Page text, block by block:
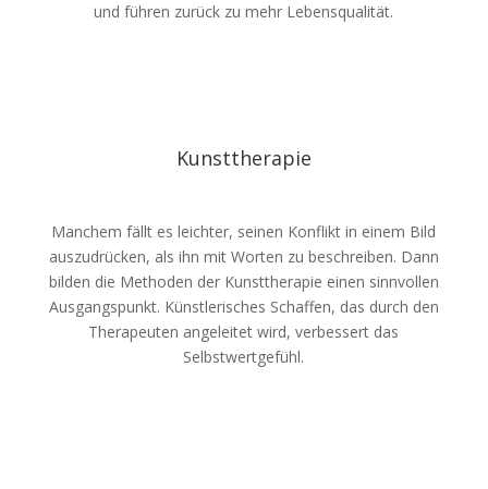
und führen zurück zu mehr Lebensqualität.
Kunsttherapie
Manchem fällt es leichter, seinen Konflikt in einem Bild
auszudrücken, als ihn mit Worten zu beschreiben. Dann
bilden die Methoden der Kunsttherapie einen sinnvollen
Ausgangspunkt. Künstlerisches Schaffen, das durch den
Therapeuten angeleitet wird, verbessert das
Selbstwertgefühl.